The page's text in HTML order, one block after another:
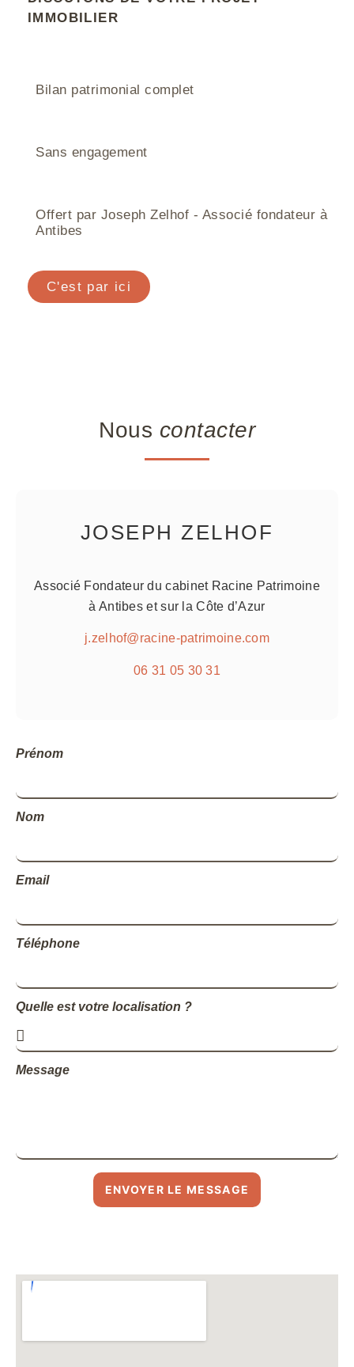
IMMOBILIER
Bilan patrimonial complet
Sans engagement
Offert par Joseph Zelhof - Associé fondateur à
Antibes
C'est par ici
Nous contacter
Prénom
Nom
Email
Téléphone
Quelle est votre localisation ?
Message
ENVOYER LE MESSAGE
JOSEPH ZELHOF
Associé Fondateur du cabinet Racine Patrimoine
à Antibes et sur la Côte d’Azur
j.zelhof@racine-patrimoine.com
06 31 05 30 31